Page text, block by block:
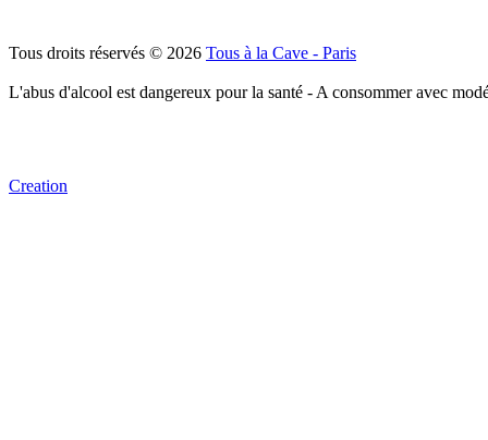
Tous droits réservés © 2026 Tous à la Cave - Paris
L'abus d'alcool est dangereux pour la santé - A consommer avec
Creation